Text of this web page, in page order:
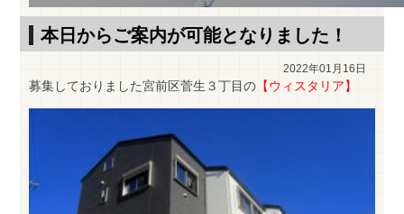
本日からご案内が可能となりました！
2022年01月16日
募集しておりました宮前区菅生３丁目の 【ウィスタリア】